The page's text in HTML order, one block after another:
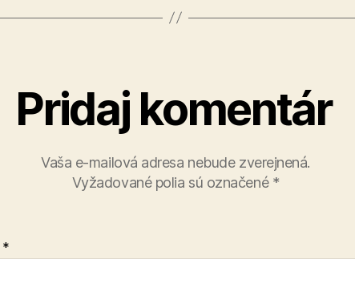
Pridaj komentár
Vaša e-mailová adresa nebude zverejnená.
Vyžadované polia sú označené *
*